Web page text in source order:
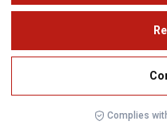
©
Complies